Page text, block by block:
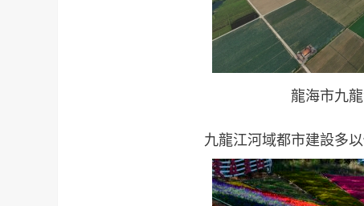
龍海市九
九龍江河域都市建設多